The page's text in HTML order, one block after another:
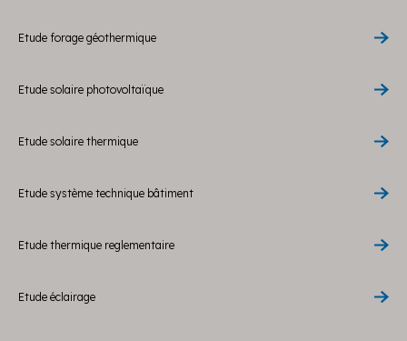
Etude forage géothermique
Etude solaire photovoltaïque
Etude solaire thermique
Etude système technique bâtiment
Etude thermique reglementaire
Etude éclairage